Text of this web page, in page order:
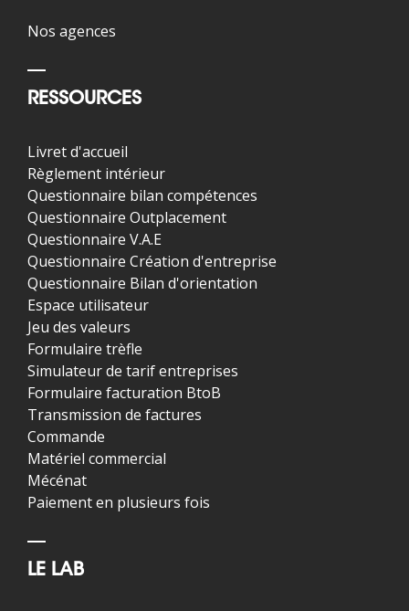
Nos agences
RESSOURCES
Livret d'accueil
Règlement intérieur
Questionnaire bilan compétences
Questionnaire Outplacement
Questionnaire V.A.E
Questionnaire Création d'entreprise
Questionnaire Bilan d'orientation
Espace utilisateur
Jeu des valeurs
Formulaire trèfle
Simulateur de tarif entreprises
Formulaire facturation BtoB
Transmission de factures
Commande
Matériel commercial
Mécénat
Paiement en plusieurs fois
LE LAB